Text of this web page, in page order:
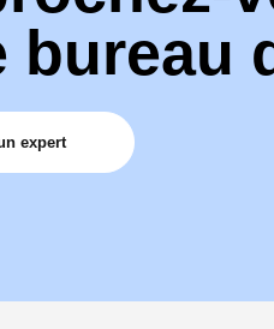
bureau
expert